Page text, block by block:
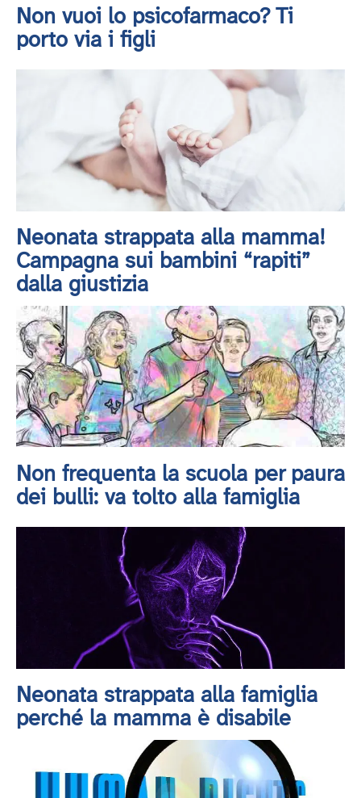
Non vuoi lo psicofarmaco? Ti
porto via i figli
Neonata strappata alla mamma!
Campagna sui bambini “rapiti”
dalla giustizia
Non frequenta la scuola per paura
dei bulli: va tolto alla famiglia
Neonata strappata alla famiglia
perché la mamma è disabile